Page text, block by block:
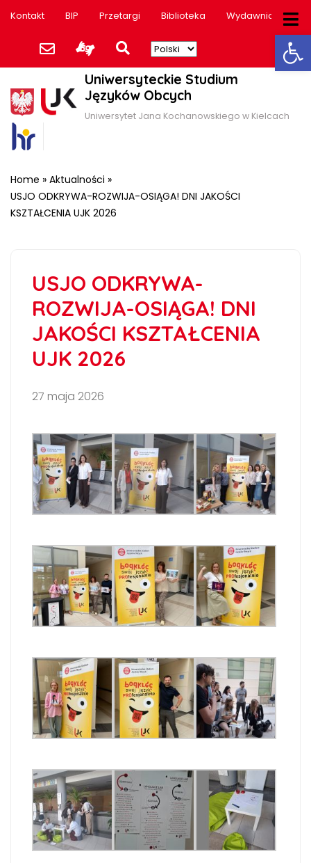
Kontakt BIP Przetargi Biblioteka Wydawnictwo
Uniwersyteckie Studium
Języków Obcych
Uniwersytet Jana Kochanowskiego w Kielcach
Home » Aktualności »
USJO ODKRYWA-ROZWIJA-OSIĄGA! DNI JAKOŚCI
KSZTAŁCENIA UJK 2026
USJO ODKRYWA-
ROZWIJA-OSIĄGA! DNI
JAKOŚCI KSZTAŁCENIA
UJK 2026
27 maja 2026